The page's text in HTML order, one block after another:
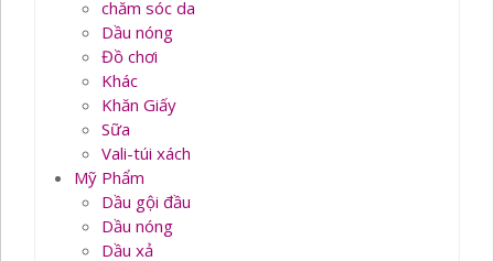
chăm sóc da
Dầu nóng
Đồ chơi
Khác
Khăn Giấy
Sữa
Vali-túi xách
Mỹ Phẩm
Dầu gội đầu
Dầu nóng
Dầu xả